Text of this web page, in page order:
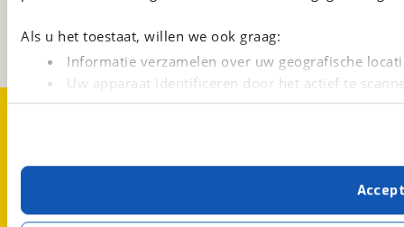
Als u het toestaat, willen we ook graag:
Informatie verzamelen over uw geografische
Uw apparaat identificeren door het actief te
Lees meer over hoe uw persoonlijke gegevens worden
Met cookies en vergelijkbare technieken zorgen we
cookies zorgen ervoor dat de website goed werkt.
verbeteren. We tonen je graag relevante advertenties
Een initiatief van
Over viaBOVAG.nlDisclaimer- en Privacyverklaring